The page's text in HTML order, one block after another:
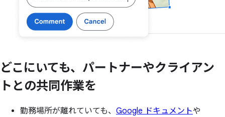
どこにいても、 パートナーやクライアン
トとの共同作業を
勤務場所が離れていても、 Google ドキュメントや